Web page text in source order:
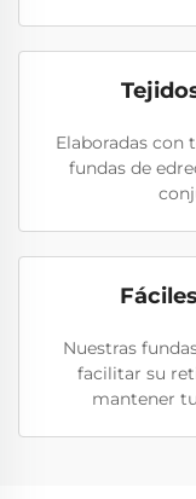
Elaboradas con
fundas de
Nuestras
facilitar su
mantener